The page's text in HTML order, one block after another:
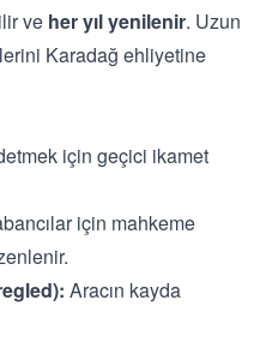
ve her yıl yenilenir. Uzun
Karadağ ehliyetine
için geçici ikamet
için mahkeme
Aracın kayda